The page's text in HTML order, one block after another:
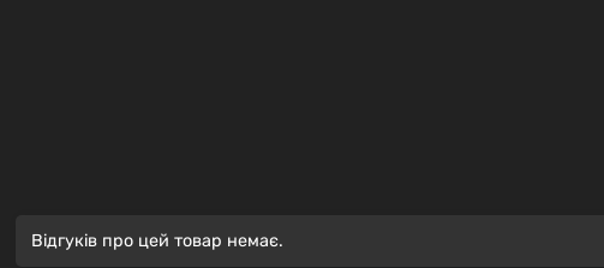
Відгуків про цей товар немає.